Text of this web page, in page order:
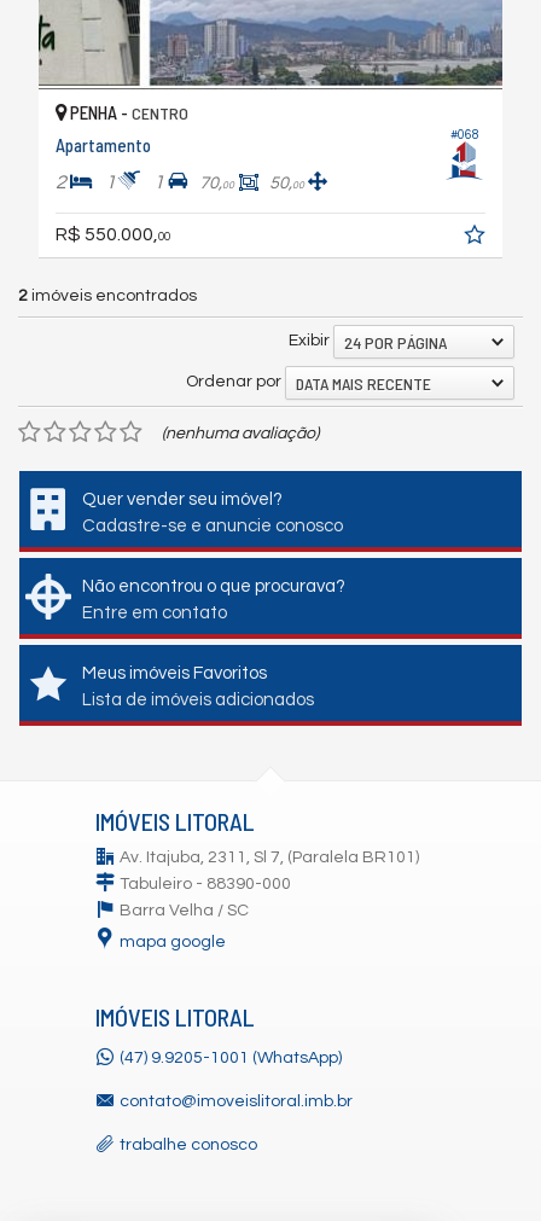
#068
PENHA - CENTRO
Apartamento
2 1 1 70,00 50,00
R$ 550.000,00
2 imóveis encontrados
Exibir 24 POR PÁGINA
Ordenar por DATA MAIS RECENTE
(nenhuma avaliação)
Quer vender seu imóvel?
Cadastre-se e anuncie conosco
Não encontrou o que procurava?
Entre em contato
Meus imóveis Favoritos
Lista de imóveis adicionados
IMÓVEIS LITORAL
Av. Itajuba, 2311, Sl 7, (Paralela BR101)
Tabuleiro - 88390-000
Barra Velha / SC
mapa google
IMÓVEIS LITORAL
(47) 9.9205-1001 (WhatsApp)
contato@imoveislitoral.imb.br
trabalhe conosco